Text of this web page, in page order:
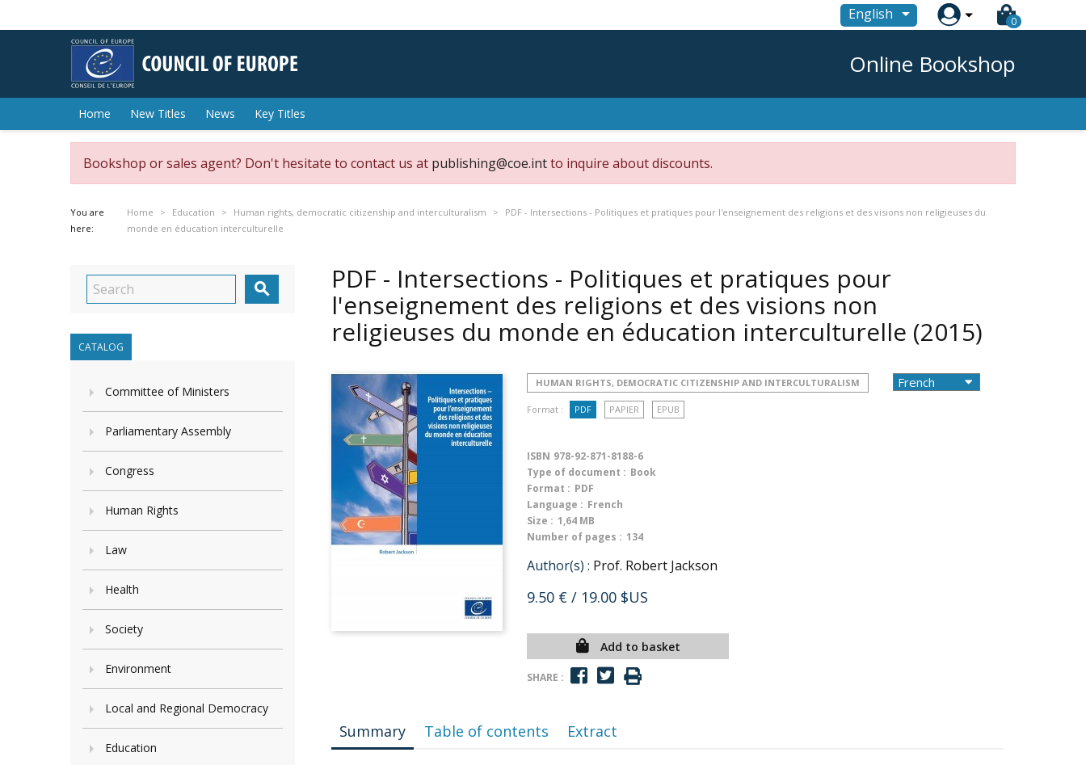
English  0
Online Bookshop
Home New Titles News Key Titles
Bookshop or sales agent? Don't hesitate to contact us at publishing@coe.intto inquire about discounts.
You are
here:
Home Education Human rights, democratic citizenship and interculturalism
PDF - Intersections - Politiques et pratiques pour l'enseignement des religions et des visions non religieuses du
monde en éducation interculturelle

CATALOG
Committee of Ministers
Parliamentary Assembly
Congress
Human Rights
Law
Health
Society
Environment
Local and Regional Democracy
Education
PDF - Intersections - Politiques et pratiques pour
l'enseignement des religions et des visions non
religieuses du monde en éducation interculturelle (2015)
HUMAN RIGHTS, DEMOCRATIC CITIZENSHIP AND INTERCULTURALISM
Format : PDF PAPIER EPUB
ISBN 978-92-871-8188-6
Type of document : Book
Format : PDF
Language : French
Size : 1,64 MB
Number of pages : 134
Author(s) : Prof. Robert Jackson
9.50 € / 19.00 $US
Add to basket
SHARE :
Summary Table of contents Extract